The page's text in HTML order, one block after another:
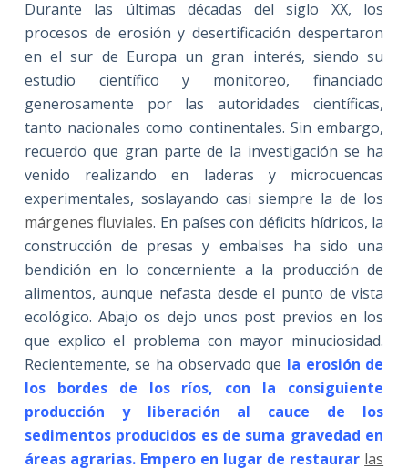
Durante las últimas décadas del siglo XX, los
procesos de erosión y desertificación despertaron
en el sur de Europa un gran interés, siendo su
estudio científico y monitoreo, financiado
generosamente por las autoridades científicas,
tanto nacionales como continentales. Sin embargo,
recuerdo que gran parte de la investigación se ha
venido realizando en laderas y microcuencas
experimentales, soslayando casi siempre la de los
márgenes fluviales. En países con déficits hídricos, la
construcción de presas y embalses ha sido una
bendición en lo concerniente a la producción de
alimentos, aunque nefasta desde el punto de vista
ecológico. Abajo os dejo unos post previos en los
que explico el problema con mayor minuciosidad.
Recientemente, se ha observado que la erosión de
los bordes de los ríos, con la consiguiente
producción y liberación al cauce de los
sedimentos producidos es de suma gravedad en
áreas agrarias. Empero en lugar de restaurar las